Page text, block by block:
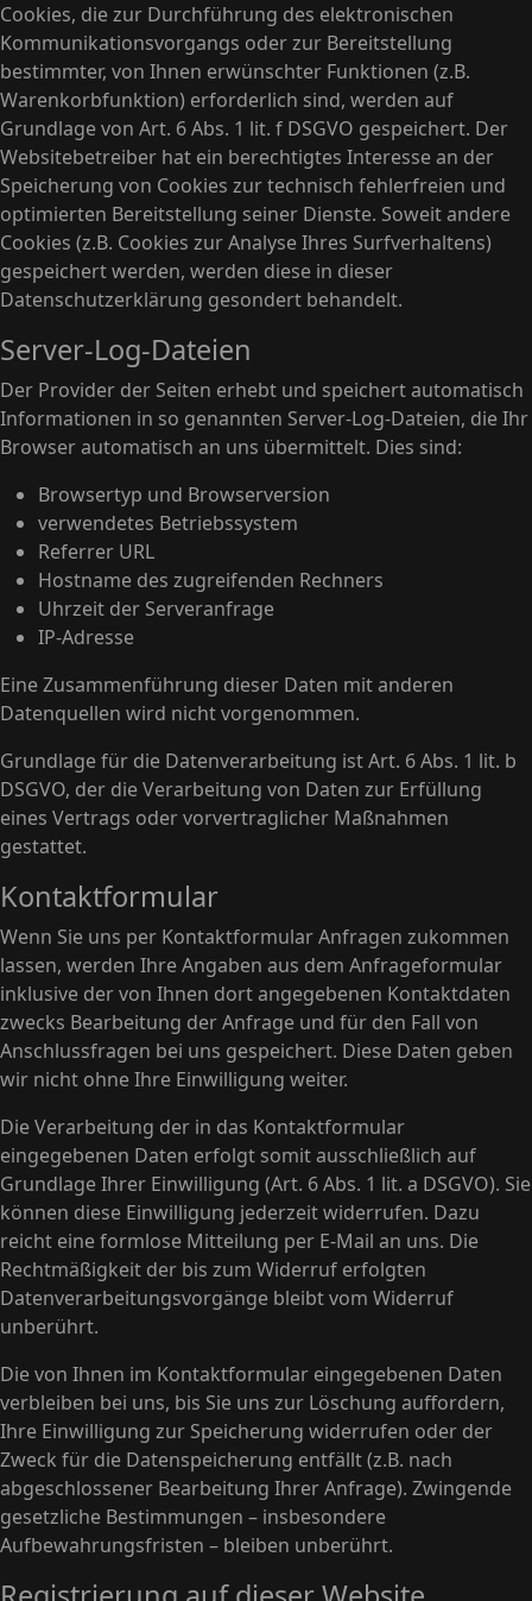
Cookies, die zur Durchführung des elektronischen
Kommunikationsvorgangs oder zur Bereitstellung
bestimmter, von Ihnen erwünschter Funktionen (z.B.
Warenkorbfunktion) erforderlich sind, werden auf
Grundlage von Art. 6 Abs. 1 lit. f DSGVO gespeichert. Der
Websitebetreiber hat ein berechtigtes Interesse an der
Speicherung von Cookies zur technisch fehlerfreien und
optimierten Bereitstellung seiner Dienste. Soweit andere
Cookies (z.B. Cookies zur Analyse Ihres Surfverhaltens)
gespeichert werden, werden diese in dieser
Datenschutzerklärung gesondert behandelt.
Server-Log-Dateien
Der Provider der Seiten erhebt und speichert automatisch
Informationen in so genannten Server-Log-Dateien, die Ihr
Browser automatisch an uns übermittelt. Dies sind:
Browsertyp und Browserversion
verwendetes Betriebssystem
Referrer URL
Hostname des zugreifenden Rechners
Uhrzeit der Serveranfrage
IP-Adresse
Eine Zusammenführung dieser Daten mit anderen
Datenquellen wird nicht vorgenommen.
Grundlage für die Datenverarbeitung ist Art. 6 Abs. 1 lit. b
DSGVO, der die Verarbeitung von Daten zur Erfüllung
eines Vertrags oder vorvertraglicher Maßnahmen
gestattet.
Kontaktformular
Wenn Sie uns per Kontaktformular Anfragen zukommen
lassen, werden Ihre Angaben aus dem Anfrageformular
inklusive der von Ihnen dort angegebenen Kontaktdaten
zwecks Bearbeitung der Anfrage und für den Fall von
Anschlussfragen bei uns gespeichert. Diese Daten geben
wir nicht ohne Ihre Einwilligung weiter.
Die Verarbeitung der in das Kontaktformular
eingegebenen Daten erfolgt somit ausschließlich auf
Grundlage Ihrer Einwilligung (Art. 6 Abs. 1 lit. a DSGVO). Sie
können diese Einwilligung jederzeit widerrufen. Dazu
reicht eine formlose Mitteilung per E-Mail an uns. Die
Rechtmäßigkeit der bis zum Widerruf erfolgten
Datenverarbeitungsvorgänge bleibt vom Widerruf
unberührt.
Die von Ihnen im Kontaktformular eingegebenen Daten
verbleiben bei uns, bis Sie uns zur Löschung auffordern,
Ihre Einwilligung zur Speicherung widerrufen oder der
Zweck für die Datenspeicherung entfällt (z.B. nach
abgeschlossener Bearbeitung Ihrer Anfrage). Zwingende
gesetzliche Bestimmungen – insbesondere
Aufbewahrungsfristen – bleiben unberührt.